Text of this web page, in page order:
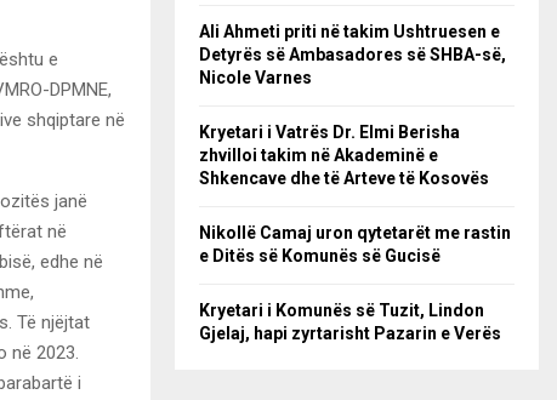
e
DPMNE,
shqiptare në
janë
në
edhe në
Të njëjtat
në 2023.
i
Ali Ahmeti priti në takim Ushtruesen e
Detyrës së Ambasadores së SHBA-së,
Nicole Varnes
Kryetari i Vatrës Dr. Elmi Berisha
zhvilloi takim në Akademinë e
Shkencave dhe të Arteve të Kosovës
Nikollë Camaj uron qytetarët me rastin
e Ditës së Komunës së Gucisë
Kryetari i Komunës së Tuzit, Lindon
Gjelaj, hapi zyrtarisht Pazarin e Verës